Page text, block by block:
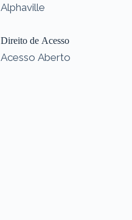
Alphaville
Direito de Acesso
Acesso Aberto